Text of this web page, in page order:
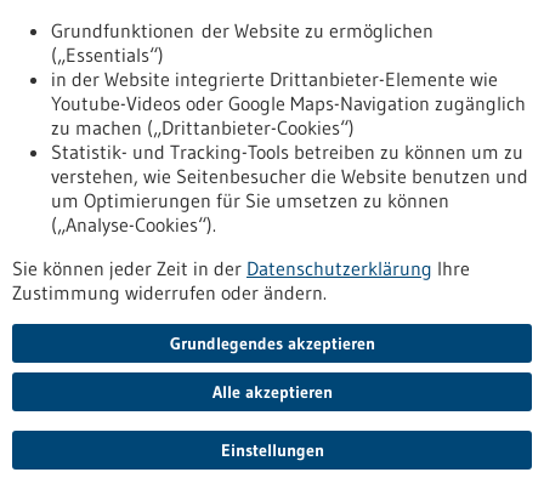
Multiple Sklerose: KI-Analyse bringt
internationale Neubewertung des
Krankheitsverlaufs
Die Multiple Sklerose galt bislang als eine Erkrankung mit
verschiedenen Subtypen wie „schubförmig“ oder
„progredient“. Statt fixer Krankheitsphänotypen identifiziert
ein KI-gestütztes Modell vier zentrale Zustandsdimensionen,
die den Verlauf der MS wesentlich besser abbilden:
körperliche Behinderung, Hirnschädigung, klinische Schübe
und stille Entzündungsaktivität. Die Erkenntnisse könnten
die Diagnostik und Behandlung verändern.
https://www.gesundheitsindustrie-
bw.de/fachbeitrag/pm/multiple-sklerose-ki-analyse-bringt-
internationale-neubewertung-des-krankheitsverlaufs
Pressemitteilung - 19.08.2025
“Wohlstand für Alle“ braucht “Gesundheit
Grundfunktionen der Website zu ermöglichen
(„Essentials“)
in der Website integrierte Drittanbieter-Elemente wie
Youtube-Videos oder Google Maps-Navigation zugänglich
zu machen („Drittanbieter-Cookies“)
Statistik- und Tracking-Tools betreiben zu können um zu
verstehen, wie Seitenbesucher die Website benutzen und
um Optimierungen für Sie umsetzen zu können
(„Analyse-Cookies“).
Sie können jeder Zeit in der Datenschutzerklärung Ihre
Zustimmung widerrufen oder ändern.
Grundlegendes akzeptieren
Alle akzeptieren
Einstellungen